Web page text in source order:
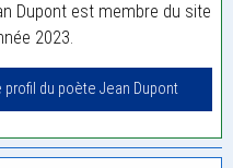
Dupont est membre du site
2023.
profil du poète Jean Dupont